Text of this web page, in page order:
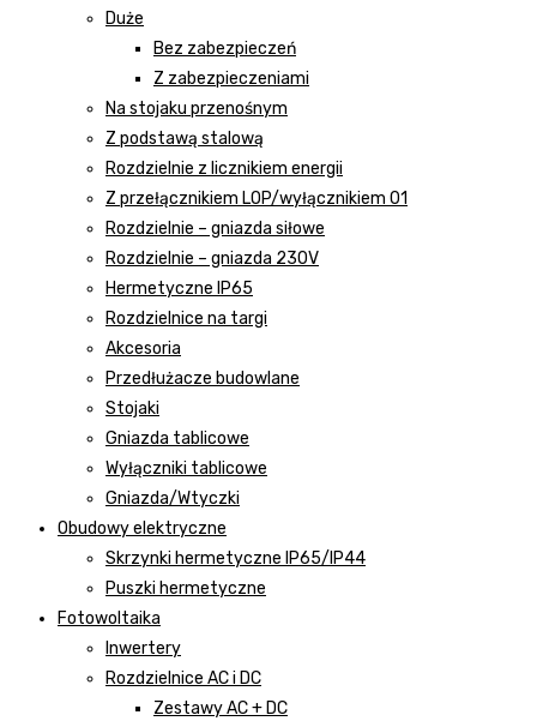
Duże
Bez zabezpieczeń
Z zabezpieczeniami
Na stojaku przenośnym
Z podstawą stalową
Rozdzielnie z licznikiem energii
Z przełącznikiem LOP/wyłącznikiem 01
Rozdzielnie – gniazda siłowe
Rozdzielnie – gniazda 230V
Hermetyczne IP65
Rozdzielnice na targi
Akcesoria
Przedłużacze budowlane
Stojaki
Gniazda tablicowe
Wyłączniki tablicowe
Gniazda/Wtyczki
Obudowy elektryczne
Skrzynki hermetyczne IP65/IP44
Puszki hermetyczne
Fotowoltaika
Inwertery
Rozdzielnice AC i DC
Zestawy AC + DC